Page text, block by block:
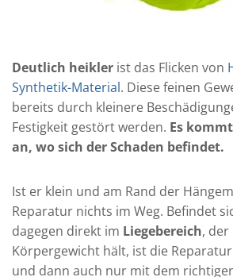
Deutlich heikler ist das Flicken von
Synthetik-Material. Diese feinen
bereits durch kleinere
Festigkeit gestört werden. Es
an, wo sich der Schaden befindet.
Ist er klein und am Rand der
Reparatur nichts im Weg. Befindet
dagegen direkt im Liegebereich, der
Körpergewicht hält, ist die Reparatur
und dann auch nur mit dem